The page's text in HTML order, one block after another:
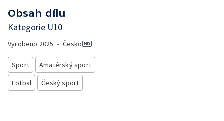
Obsah dílu
Kategorie U10
Vyrobeno 2025 • Česko
Sport
Amatérský sport
Fotbal
Český sport